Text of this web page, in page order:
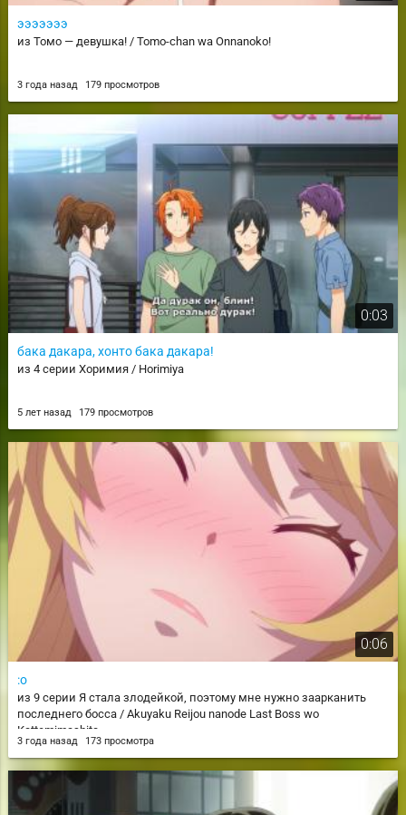
эээээээ
из Томо — девушка! / Tomo-chan wa Onnanoko!
3 года назад 179 просмотров
0:03
бака дакара, хонто бака дакара!
из 4 серии Хоримия / Horimiya
5 лет назад 179 просмотров
0:06
:о
из 9 серии Я стала злодейкой, поэтому мне нужно заарканить
последнего босса / Akuyaku Reijou nanode Last Boss wo
Kattemimashita
3 года назад 173 просмотра